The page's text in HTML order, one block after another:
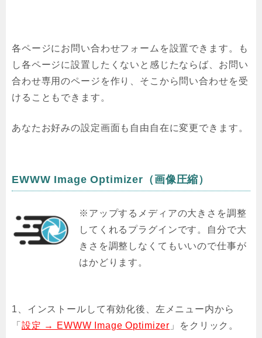
各ページにお問い合わせフォームを設置できます。も
し各ページに設置したくないと感じたならば、お問い
合わせ専用のページを作り、そこから問い合わせを受
けることもできます。
あなたお好みの設定画面も自由自在に変更できます。
EWWW Image Optimizer（画像圧縮）
※アップするメディアの大きさを調整
してくれるプラグインです。自分で大
きさを調整しなくてもいいので仕事が
はかどります。
1、インストールして有効化後、左メニュー内から
「 設定 → EWWW Image Optimizer 」をクリック。